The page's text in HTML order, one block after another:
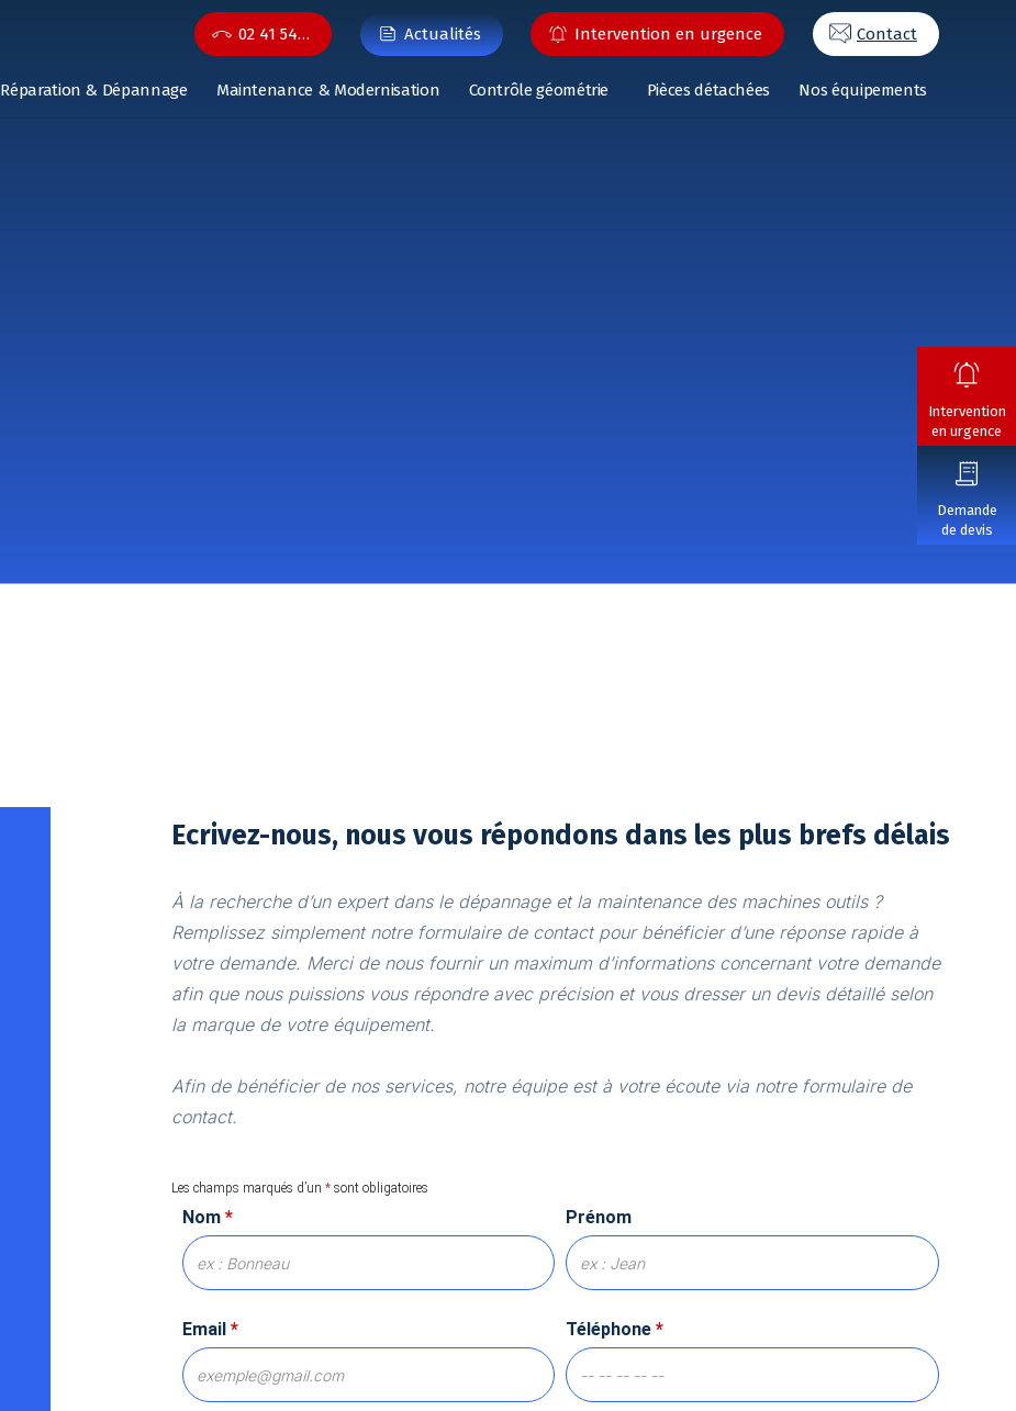
02 41 54… Actualités Intervention en urgence Contact
Réparation & Dépannage Maintenance & Modernisation Contrôle géométrie Pièces détachées Nos équipements
Intervention
en urgence
Demande
de devis
Ecrivez-nous, nous vous répondons dans les plus brefs délais
À la recherche d’un expert dans le dépannage et la maintenance des machines outils ?
Remplissez simplement notre formulaire de contact pour bénéficier d’une réponse rapide à
votre demande. Merci de nous fournir un maximum d’informations concernant votre demande
afin que nous puissions vous répondre avec précision et vous dresser un devis détaillé selon
la marque de votre équipement.
Afin de bénéficier de nos services, notre équipe est à votre écoute via notre formulaire de
contact.
Les champs marqués d’un *sont obligatoires
Nom * Prénom
Email * Téléphone*